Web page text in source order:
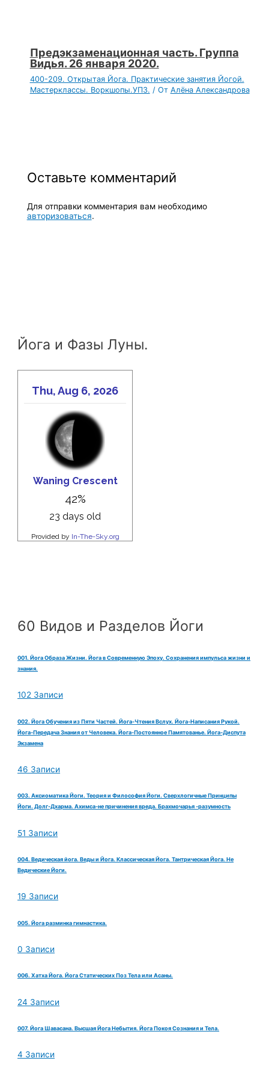
Предэкзаменационная часть. Группа
Видья. 26 января 2020.
400-209. Открытая Йога. Практические занятия Йогой.
Мастерклассы. Воркшопы.УПЗ. / От Алёна Александрова
Оставьте комментарий
Для отправки комментария вам необходимо
авторизоваться.
Йога и Фазы Луны.
60 Видов и Разделов Йоги
001. Йога Образа Жизни. Йога в Современную Эпоху. Сохранения импульса жизни и
знания.
102 Записи
002. Йога Обучения из Пяти Частей. Йога-Чтения Вслух. Йога-Написания Рукой.
Йога-Передача Знания от Человека. Йога-Постоянное Памятованье. Йога-Диспута
Экзамена
46 Записи
003. Аксиоматика Йоги. Теория и Философия Йоги. Сверхлогичные Принципы
Йоги. Долг-Дхарма. Ахимса-не причинения вреда. Брахмочарья -разумность
51 Записи
004. Ведическая йога. Веды и Йога. Классическая Йога. Тантрическая Йога. Не
Ведические Йоги.
19 Записи
005. Йога разминка гимнастика.
0 Записи
006. Хатха Йога. Йога Статических Поз Тела или Асаны.
24 Записи
007. Йога Шавасана. Высшая Йога Небытия. Йога Покоя Сознания и Тела.
4 Записи